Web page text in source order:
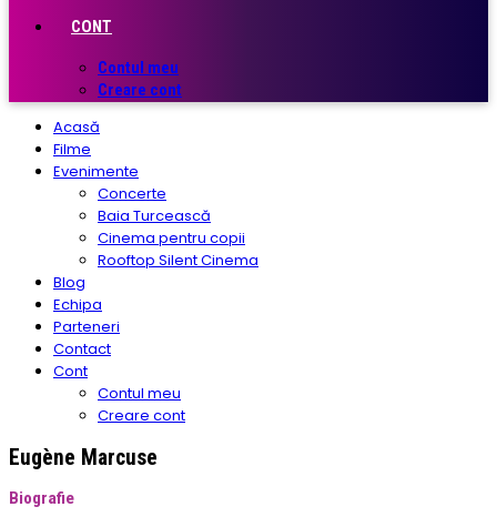
CONT
Contul meu
Creare cont
Acasă
Filme
Evenimente
Concerte
Baia Turcească
Cinema pentru copii
Rooftop Silent Cinema
Blog
Echipa
Parteneri
Contact
Cont
Contul meu
Creare cont
Eugène Marcuse
Biografie